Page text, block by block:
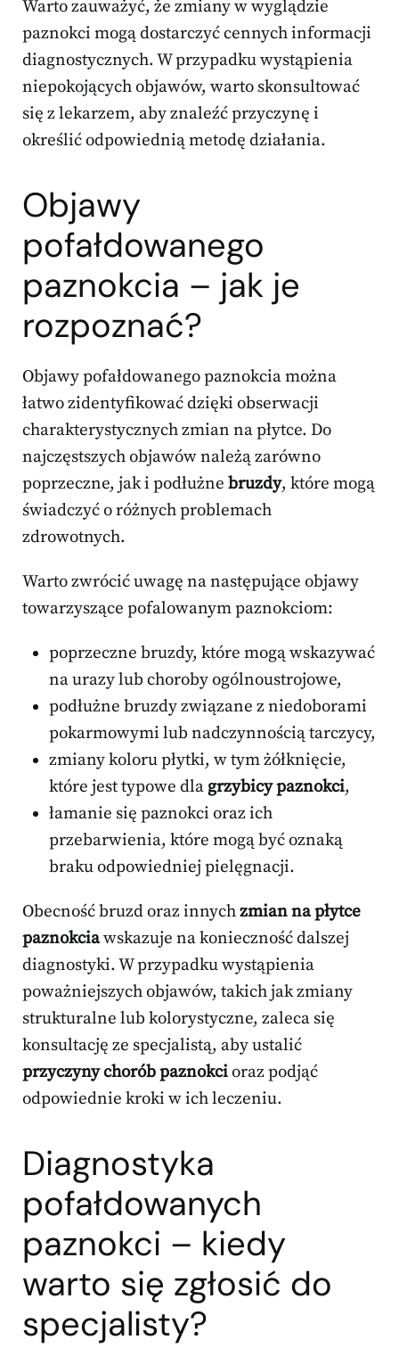
Warto zauważyć, że zmiany w wyglądzie
paznokci mogą dostarczyć cennych informacji
diagnostycznych. W przypadku wystąpienia
niepokojących objawów, warto skonsultować
się z lekarzem, aby znaleźć przyczynę i
określić odpowiednią metodę działania.
Objawy
pofałdowanego
paznokcia – jak je
rozpoznać?
Objawy pofałdowanego paznokcia można
łatwo zidentyfikować dzięki obserwacji
charakterystycznych zmian na płytce. Do
najczęstszych objawów należą zarówno
poprzeczne, jak i podłużne bruzdy, które mogą
świadczyć o różnych problemach
zdrowotnych.
Warto zwrócić uwagę na następujące objawy
towarzyszące pofalowanym paznokciom:
poprzeczne bruzdy, które mogą wskazywać
na urazy lub choroby ogólnoustrojowe,
podłużne bruzdy związane z niedoborami
pokarmowymi lub nadczynnością tarczycy,
zmiany koloru płytki, w tym żółknięcie,
które jest typowe dla grzybicy paznokci,
łamanie się paznokci oraz ich
przebarwienia, które mogą być oznaką
braku odpowiedniej pielęgnacji.
Obecność bruzd oraz innychzmian na płytce
paznokciawskazuje na konieczność dalszej
diagnostyki. W przypadku wystąpienia
poważniejszych objawów, takich jak zmiany
strukturalne lub kolorystyczne, zaleca się
konsultację ze specjalistą, aby ustalić
przyczyny chorób paznokcioraz podjąć
odpowiednie kroki w ich leczeniu.
Diagnostyka
pofałdowanych
paznokci – kiedy
warto się zgłosić do
specjalisty?